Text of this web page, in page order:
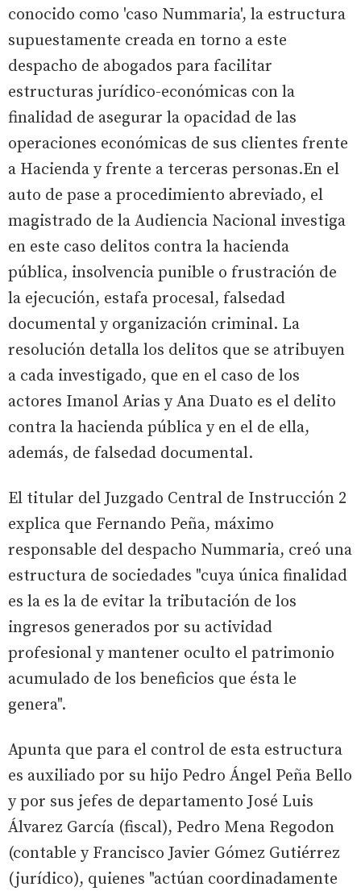
conocido como 'caso Nummaria', la estructura
supuestamente creada en torno a este
despacho de abogados para facilitar
estructuras jurídico-económicas con la
finalidad de asegurar la opacidad de las
operaciones económicas de sus clientes frente
a Hacienda y frente a terceras personas.En el
auto de pase a procedimiento abreviado, el
magistrado de la Audiencia Nacional investiga
en este caso delitos contra la hacienda
pública, insolvencia punible o frustración de
la ejecución, estafa procesal, falsedad
documental y organización criminal. La
resolución detalla los delitos que se atribuyen
a cada investigado, que en el caso de los
actores Imanol Arias y Ana Duato es el delito
contra la hacienda pública y en el de ella,
además, de falsedad documental.
El titular del Juzgado Central de Instrucción 2
explica que Fernando Peña, máximo
responsable del despacho Nummaria, creó una
estructura de sociedades "cuya única finalidad
es la es la de evitar la tributación de los
ingresos generados por su actividad
profesional y mantener oculto el patrimonio
acumulado de los beneficios que ésta le
genera".
Apunta que para el control de esta estructura
es auxiliado por su hijo Pedro Ángel Peña Bello
y por sus jefes de departamento José Luis
Álvarez García (fiscal), Pedro Mena Regodon
(contable y Francisco Javier Gómez Gutiérrez
(jurídico), quienes "actúan coordinadamente